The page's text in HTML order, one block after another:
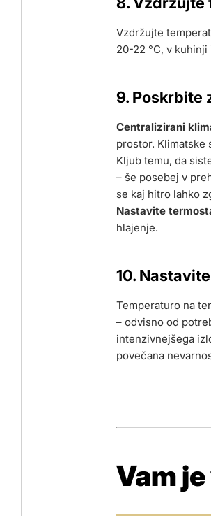
Vzdržujte
20-22 °C, v kuhinji
9. Poskrbite
Centralizirani
prostor. Klimatske
Kljub temu, da
– še posebej v
se kaj hitro lahko
Nastavite
hlajenje.
10.
Temperaturo na
– odvisno od
intenzivnejšega
povečana
Vam